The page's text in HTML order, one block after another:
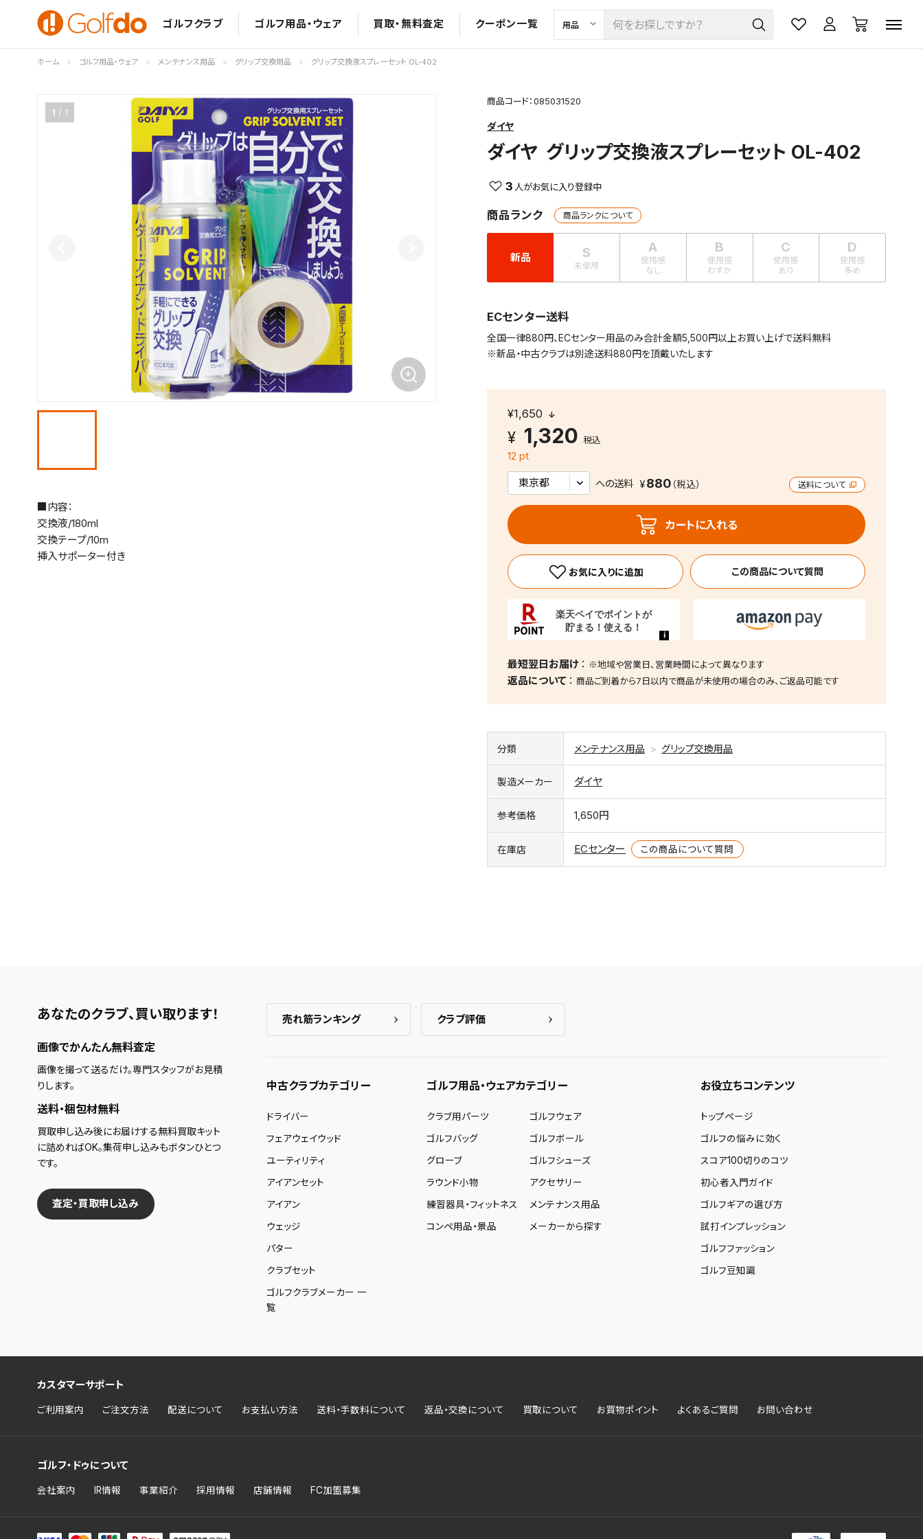
ゴルフクラブ ゴルフ用品・ウェア 買取・無料査定 クーポン一覧
ホーム ゴルフ用品・ウェア メンテナンス用品 グリップ交換用品 グリップ交換液スプレーセット OL-402
1 1
■内容：
交換液/180ml
交換テープ/10m
挿入サポーター付き
商品コード：085031520
ダイヤ
ダイヤ グリップ交換液スプレーセット OL-402
3
商品ランク 商品ランクについて
新品 S
未使用
A
使用感
なし
B
使用感
わずか
C
使用感
あり
D
使用感
多め
ECセンター送料
全国一律880円、ECセンター用品のみ合計金額5,500円以上お買い上げで送料無料
※新品・中古クラブは別途送料880円を頂戴いたします
¥1,650
1,320 税込
12 pt
への送料 880 送料について
カートに入れる
この商品について質問
最短翌日お届け ※地域や営業日、営業時間によって異なります
返品について 商品ご到着から7日以内で商品が未使用の場合のみ、ご返品可能です
分類 メンテナンス用品 グリップ交換用品
製造メーカー ダイヤ
参考価格 1,650円
在庫店 ECセンター この商品について質問
あなたのクラブ、 買い取ります！
画像でかんたん無料査定
画像を撮って送るだけ。専門スタッフがお見積
りします。
送料・梱包材無料
買取申し込み後にお届けする無料買取キット
に詰めればOK。集荷申し込みもボタンひとつ
です。
査定・買取申し込み
売れ筋ランキング クラブ評価
中古クラブカテゴリー
ドライバー
フェアウェイウッド
ユーティリティ
アイアンセット
アイアン
ウェッジ
パター
クラブセット
ゴルフクラブメーカー 一
覧
ゴルフ用品・ウェアカテゴリー
クラブ用パーツ
ゴルフウェア
ゴルフバッグ
ゴルフボール
グローブ
ゴルフシューズ
ラウンド小物
アクセサリー
練習器具・フィットネス
メンテナンス用品
コンペ用品・景品
メーカーから探す
お役立ちコンテンツ
トップページ
ゴルフの悩みに効く
スコア100切りのコツ
初心者入門ガイド
ゴルフギアの選び方
試打インプレッション
ゴルフファッション
ゴルフ豆知識
カスタマーサポート
ご利用案内 ご注文方法 配送について お支払い方法 送料・手数料について 返品・交換について 買取について お買物ポイント よくあるご質問 お問い合わせ
ゴルフ・ドゥについて
会社案内 IR情報 事業紹介 採用情報 店舗情報 FC加盟募集